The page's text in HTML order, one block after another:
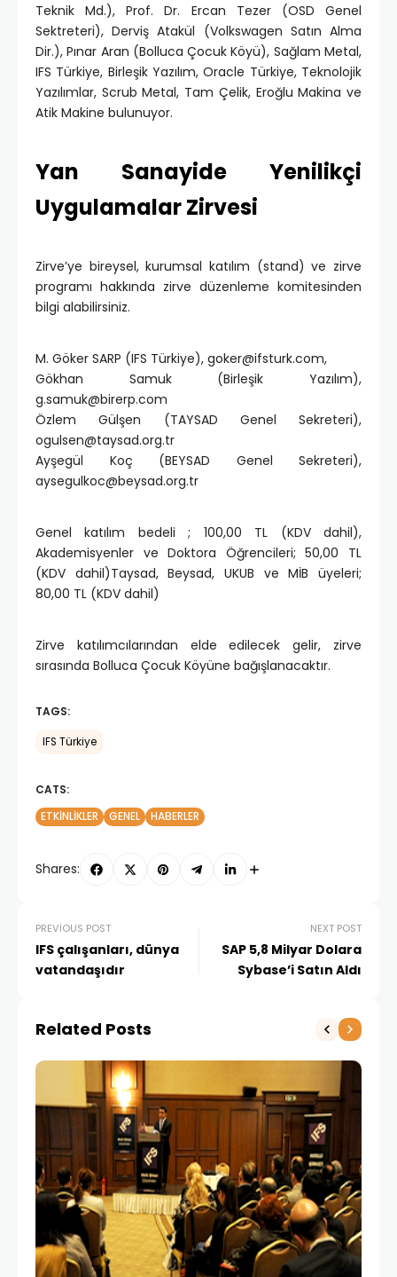
Teknik Md.), Prof. Dr. Ercan Tezer (OSD Genel
Sektreteri), Derviş Atakül (Volkswagen Satın Alma
Dir.), Pınar Aran (Bolluca Çocuk Köyü), Sağlam Metal,
IFS Türkiye, Birleşik Yazılım, Oracle Türkiye, Teknolojik
Yazılımlar, Scrub Metal, Tam Çelik, Eroğlu Makina ve
Atik Makine bulunuyor.
Yan Sanayide Yenilikçi
Uygulamalar Zirvesi
Zirve’ye bireysel, kurumsal katılım (stand) ve zirve
programı hakkında zirve düzenleme komitesinden
bilgi alabilirsiniz.
M. Göker SARP (IFS Türkiye), goker@ifsturk.com,
Gökhan Samuk (Birleşik Yazılım),
g.samuk@birerp.com
Özlem Gülşen (TAYSAD Genel Sekreteri),
ogulsen@taysad.org.tr
Ayşegül Koç (BEYSAD Genel Sekreteri),
aysegulkoc@beysad.org.tr
Genel katılım bedeli ; 100,00 TL (KDV dahil),
Akademisyenler ve Doktora Öğrencileri; 50,00 TL
(KDV dahil)Taysad, Beysad, UKUB ve MİB üyeleri;
80,00 TL (KDV dahil)
Zirve katılımcılarından elde edilecek gelir, zirve
sırasında Bolluca Çocuk Köyüne bağışlanacaktır.
TAGS:
IFS Türkiye
CATS:
ETKINLIKLER
GENEL HABERLER
Shares:
PREVIOUS POST
IFS çalışanları, dünya
vatandaşıdır
NEXT POST
SAP 5,8 Milyar Dolara
Sybase’i Satın Aldı
Related Posts